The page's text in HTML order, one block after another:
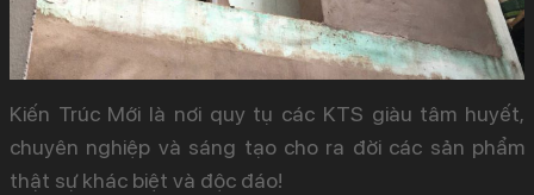
Kiến Trúc Mới là nơi quy tụ các KTS giàu tâm huyết,
chuyên nghiệp và sáng tạo cho ra đời các sản phẩm
thật sự khác biệt và độc đáo!